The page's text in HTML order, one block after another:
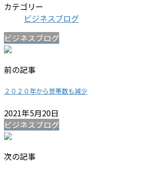
カテゴリー
ビジネスブログ
ビジネスブログ
前の記事
２０２０年から世帯数も減少
2021年5月20日
ビジネスブログ
次の記事